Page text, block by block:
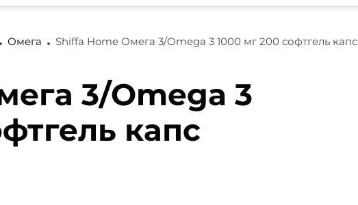
Омега Shiffa Home Омега 3/Omega 3 1000 мг 200 софтгель капс
3/Omega 3
капс